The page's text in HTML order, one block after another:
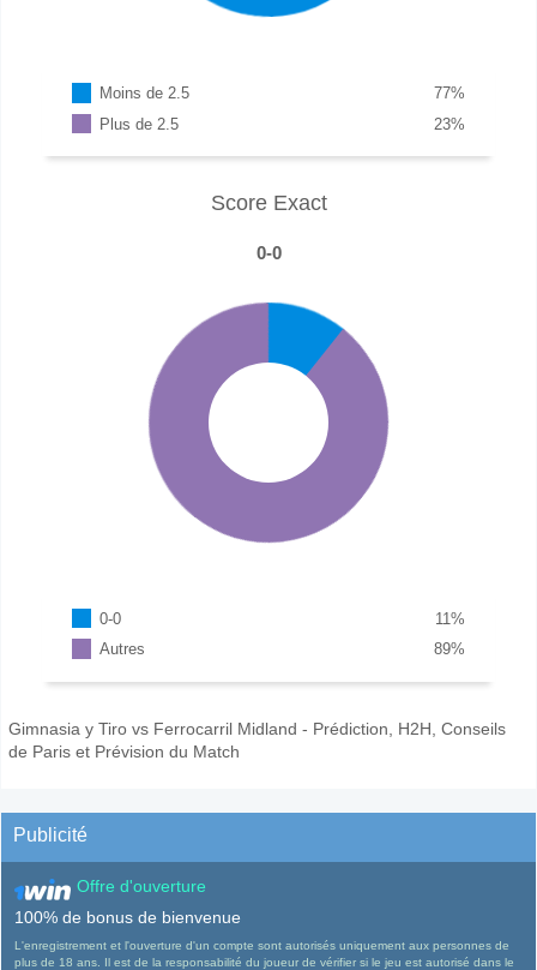
Moins de 2.5 %
77
Plus de 2.5
%
23
Score Exact
0-0
0-0 %
11
Autres
%
89
Gimnasia y Tiro vs Ferrocarril Midland - Prédiction, H2H, Conseils
de Paris et Prévision du Match
Publicité
Offre d'ouverture
100% de bonus de bienvenue
L'enregistrement et l'ouverture d'un compte sont autorisés uniquement aux personnes de
plus de 18 ans. Il est de la responsabilité du joueur de vérifier si le jeu est autorisé dans le